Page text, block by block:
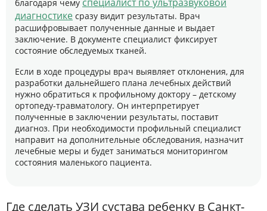
благодаря чему
диагностике сразу видит результаты. Врач
расшифровывает полученные данные и выдает
заключение. В документе специалист фиксирует
состояние обследуемых тканей.
Если в ходе процедуры врач выявляет отклонения, для
разработки дальнейшего плана лечебных действий
нужно обратиться к профильному доктору – детскому
ортопеду-травматологу. Он интерпретирует
полученные в заключении результаты, поставит
диагноз. При необходимости профильный специалист
направит на дополнительные обследования, назначит
лечебные меры и будет заниматься мониторингом
состояния маленького пациента.
Где сделать УЗИ сустава ребенку в Санкт-